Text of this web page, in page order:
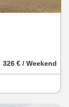
326 € / Weekend